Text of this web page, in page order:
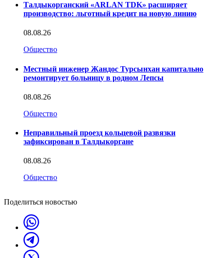
Талдыкорганский «ARLAN TDK» расширяет
производство: льготный кредит на новую линию
08.08.26
Общество
Местный инженер Жандос Турсынхан капитально
ремонтирует больницу в родном Лепсы
08.08.26
Общество
Неправильный проезд кольцевой развязки
зафиксирован в Талдыкоргане
08.08.26
Общество
Поделиться новостью